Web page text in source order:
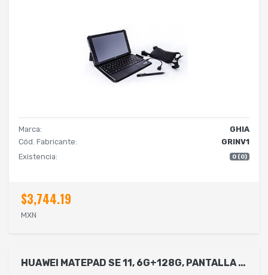
Marca:
GHIA
Cód. Fabricante:
GRINV1
Existencia:
0 (0)
$3,744.19
MXN
HUAWEI MATEPAD SE 11, 6G+128G, PANTALLA FULLVIEW DE 11, SUPERBATERíA DE 7700 MAH, WI-FI/BLUETOOTH, COLOR NEBULA GRAY